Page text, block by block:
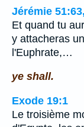
Jérémie
Et quand tu
y attacheras
l'Euphrate,…
ye shall.
Exode 19:1
Le troisième